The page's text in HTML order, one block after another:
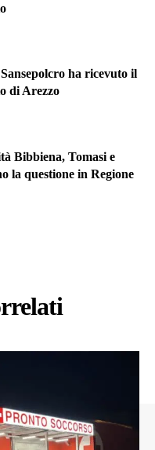
ha ricevuto il
di Arezzo
Bibbiena, Tomasi e
la questione in Regione